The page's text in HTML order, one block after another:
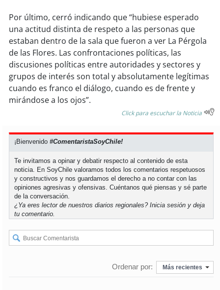
Por último, cerró indicando que “hubiese esperado
una actitud distinta de respeto a las personas que
estaban dentro de la sala que fueron a ver La Pérgola
de las Flores. Las confrontaciones políticas, las
discusiones políticas entre autoridades y sectores y
grupos de interés son total y absolutamente legítimas
cuando es franco el diálogo, cuando es de frente y
mirándose a los ojos”.
Click para escuchar la Noticia
¡Bienvenido#ComentaristaSoyChile!
Te invitamos a opinar y debatir respecto al contenido de esta
noticia. En SoyChile valoramos todos los comentarios respetuosos
y constructivos y nos guardamos el derecho a no contar con las
opiniones agresivas y ofensivas. Cuéntanos qué piensas y sé parte
de la conversación.
¿Ya eres lector de nuestros diarios regionales?Inicia sesión y deja
tu comentario.
Ordenar por: Más recientes